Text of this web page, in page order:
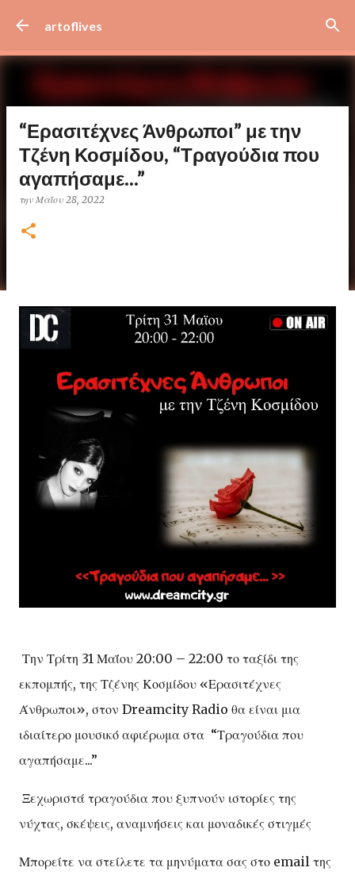
artoflives
“Ερασιτέχνες Άνθρωποι” με την
Τζένη Κοσμίδου, “Τραγούδια που
αγαπήσαμε...”
την Μαΐου 28, 2022
Την Τρίτη 31 Μαΐου 20:00 – 22:00 το ταξίδι της
εκπομπής, της Τζένης Κοσμίδου «Ερασιτέχνες
Άνθρωποι», στον Dreamcity Radio θα είναι μια
ιδιαίτερο μουσικό αφιέρωμα στα “Τραγούδια που
αγαπήσαμε...”
Ξεχωριστά τραγούδια που ξυπνούν ιστορίες της
νύχτας, σκέψεις, αναμνήσεις και μοναδικές στιγμές
Μπορείτε να στείλετε τα μηνύματα σας στο email της